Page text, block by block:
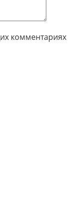
комментариях